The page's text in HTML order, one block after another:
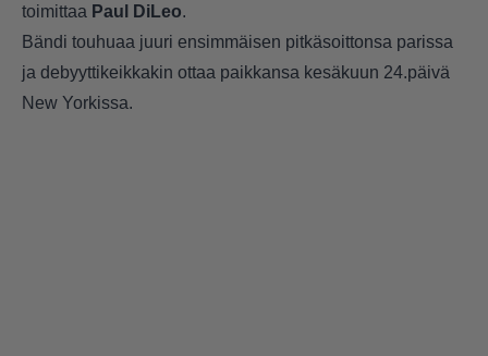
toimittaa Paul DiLeo.
Bändi touhuaa juuri ensimmäisen pitkäsoittonsa parissa
ja debyyttikeikkakin ottaa paikkansa kesäkuun 24.päivä
New Yorkissa.